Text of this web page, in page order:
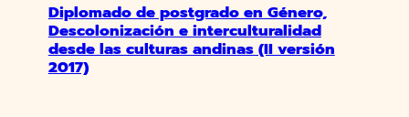
Diplomado de postgrado en Género,
Descolonización e interculturalidad
desde las culturas andinas (II versión
2017)